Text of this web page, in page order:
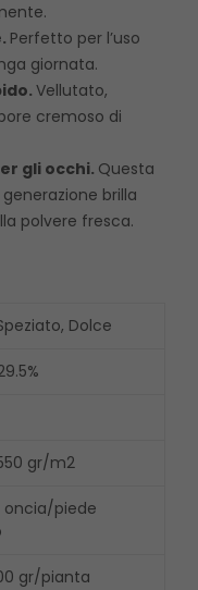
Perfetto per l’uso
giornata.
Vellutato,
cremoso di
gli occhi. Questa
brilla
polvere fresca.
Dolce
gr/m2
oncia/piede
gr/pianta